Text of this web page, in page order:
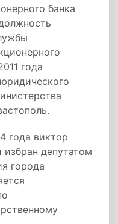
банка
года
года виктор
депутатом
города